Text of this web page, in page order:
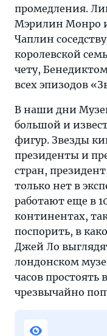
промедления.
Мэрилин Монро
Чаплин
королевской
чету,
всех эпизодов
В наши дни
большой и
фигур. Звезды
президенты и
стран,
только нет в
работают еще в
континентах,
поспорить, в
Джей Ло
лондонском
часов простоять
чрезвычайно